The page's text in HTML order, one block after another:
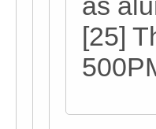
[25]